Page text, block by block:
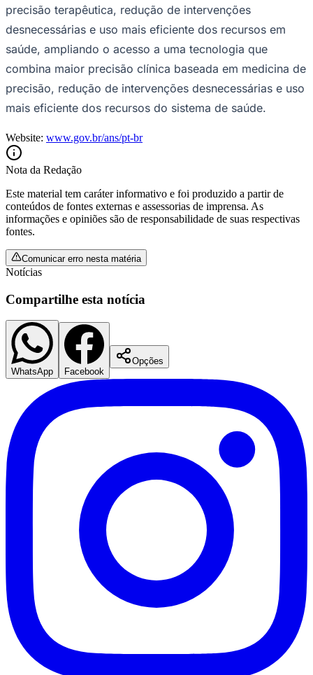
Santos
precisão terapêutica, redução de intervenções
desnecessárias e uso mais eficiente dos recursos em
saúde, ampliando o acesso a uma tecnologia que
combina maior precisão clínica baseada em medicina de
precisão, redução de intervenções desnecessárias e uso
mais eficiente dos recursos do sistema de saúde.
Website: www.gov.br/ans/pt-br
Nota da Redação
Este material tem caráter informativo e foi produzido a partir de
conteúdos de fontes externas e assessorias de imprensa. As
informações e opiniões são de responsabilidade de suas respectivas
fontes.
Comunicar erro nesta matéria
Notícias
Compartilhe esta notícia
WhatsApp Facebook
Opções